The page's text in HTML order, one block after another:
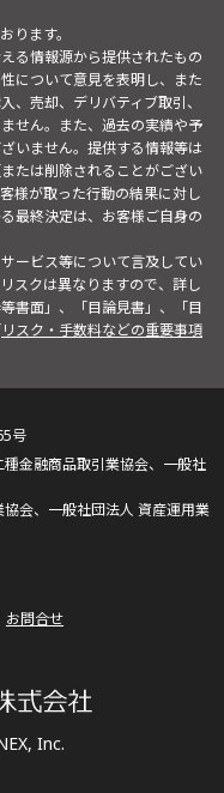
ります。
る情報源から提供されたもの
について意見を表明し、また
、売却、デリバティブ取引、
せん。また、過去の実績や予
いません。提供する情報等は
たは削除されることがござい
様が取った行動の結果に対し
最終決定は、お客様ご自身の
ービス等について言及してい
スクは異なりますので、詳し
書面」、「目論見書」、「目
リスク・手数料などの重要事項
Inc.
号
金融商品取引業協会、一般社
会、一般社団法人 資産運用業
お問合せ